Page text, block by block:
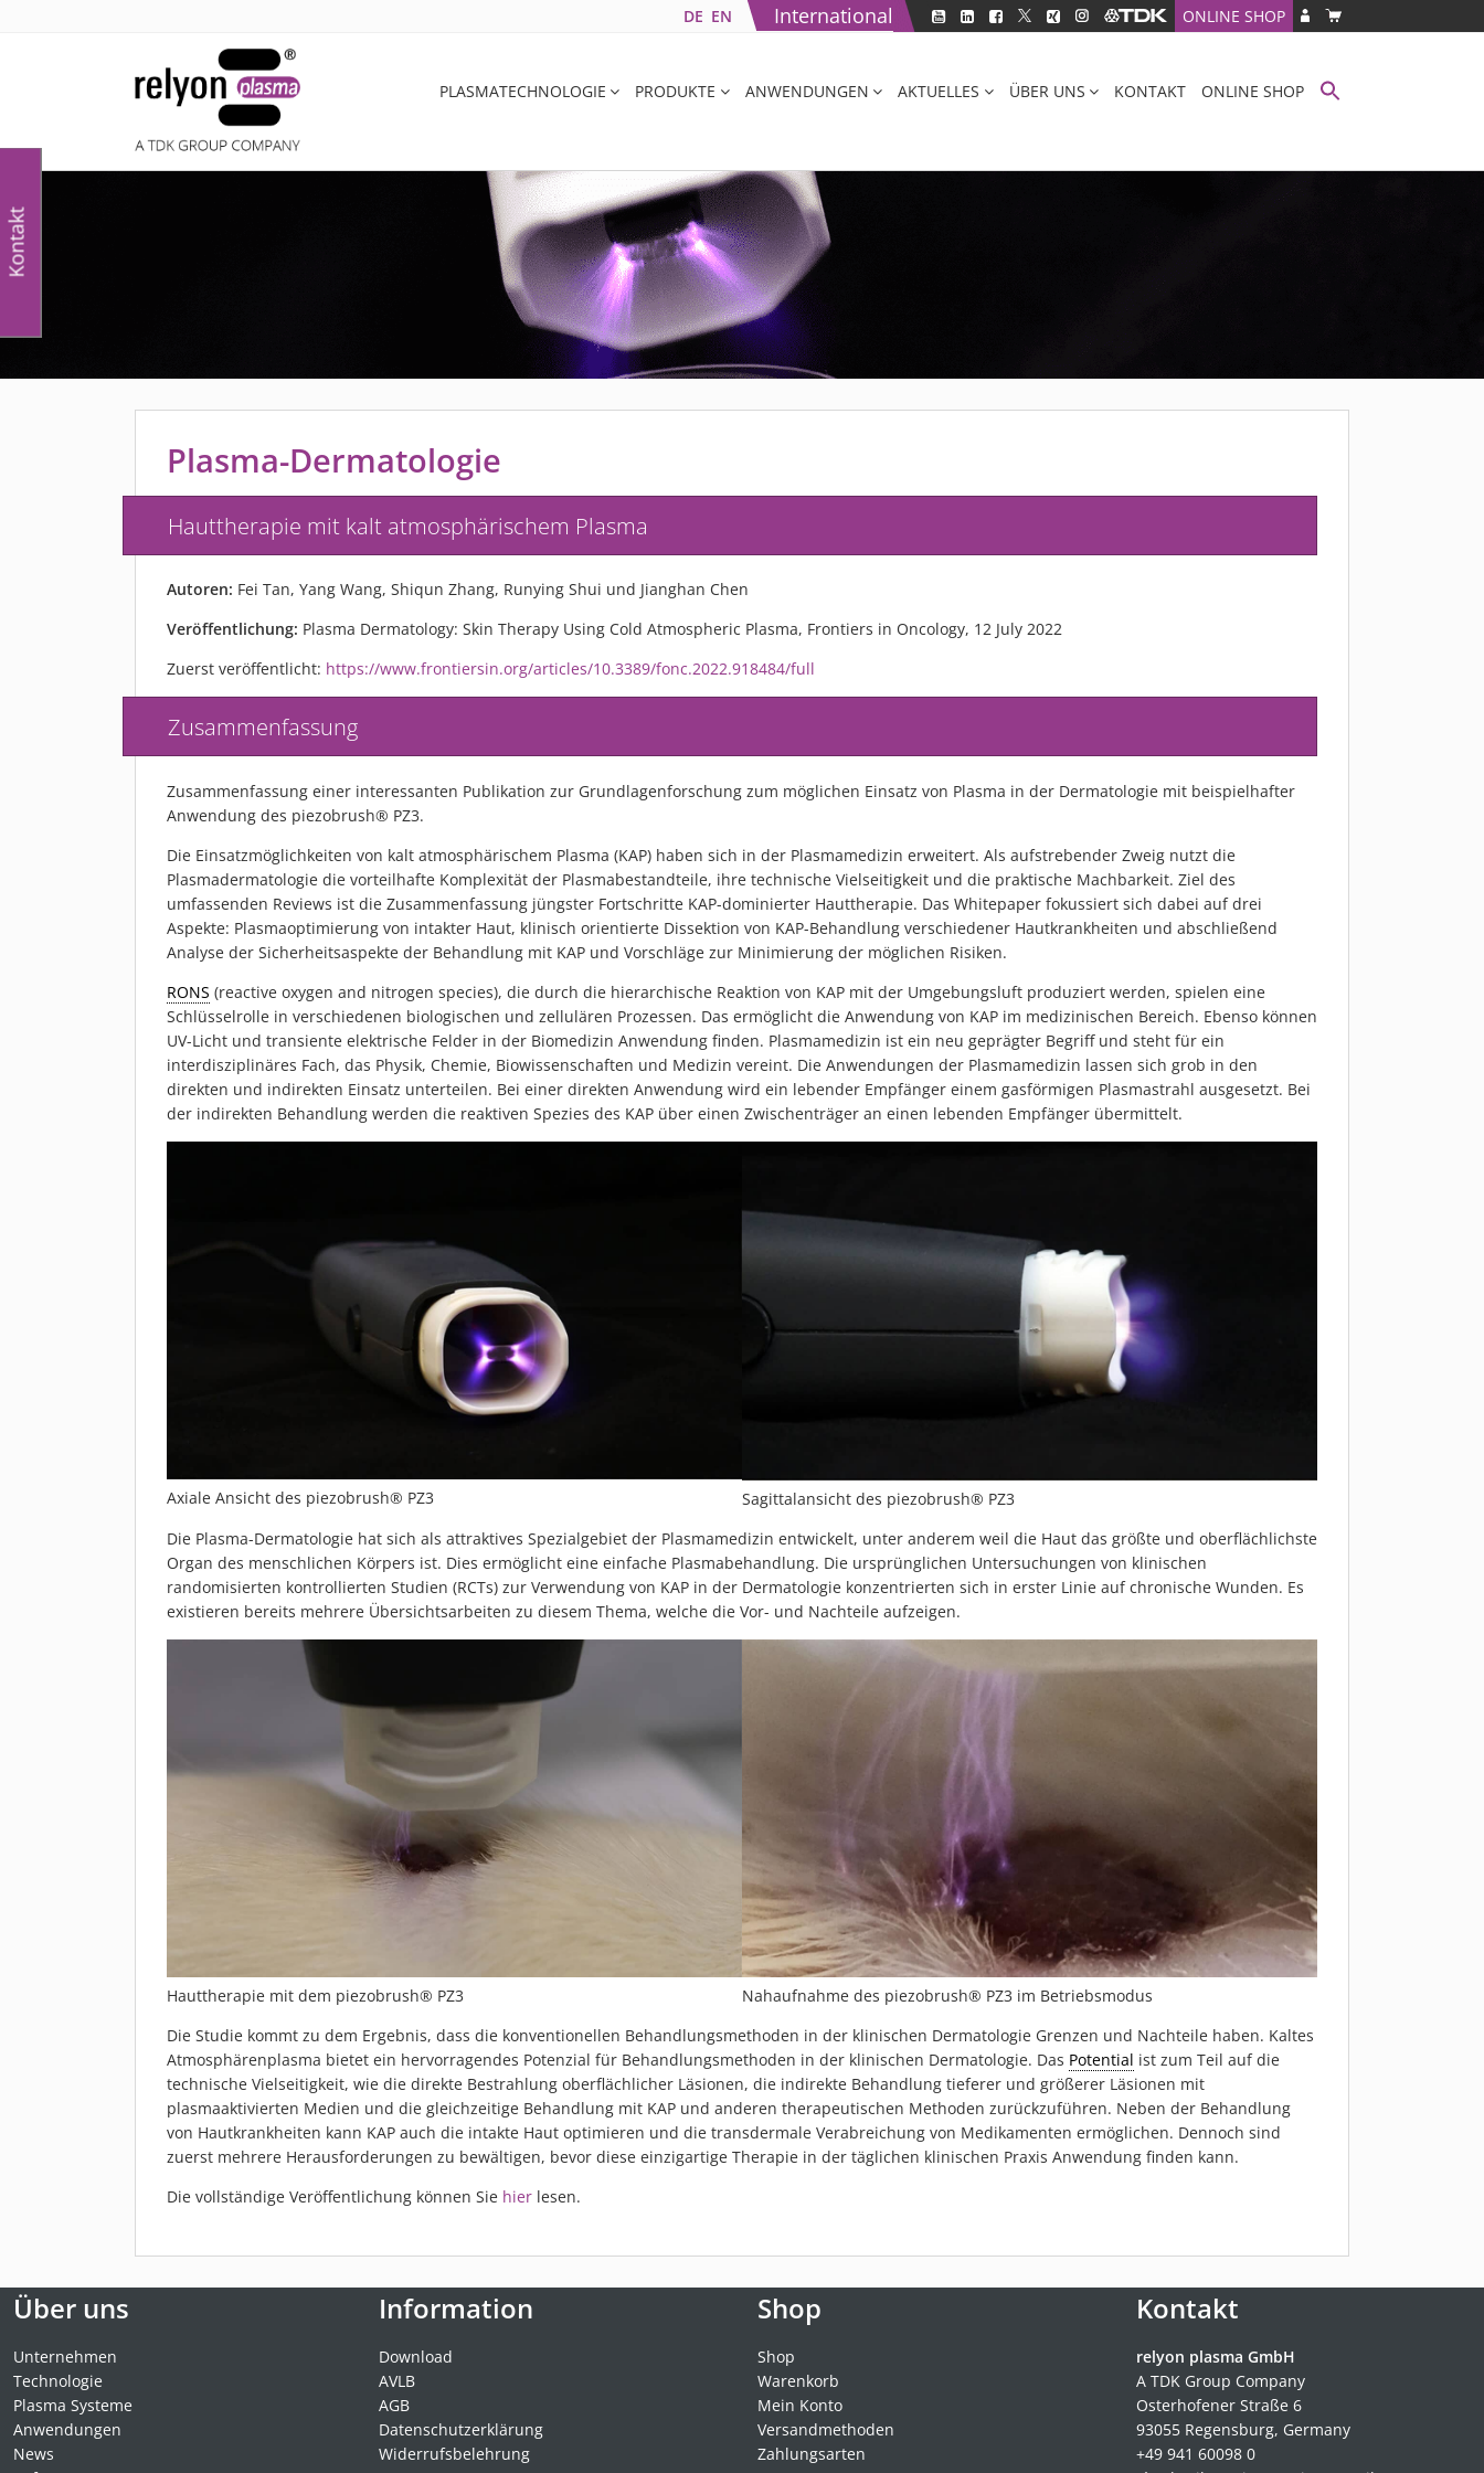
DE EN International ONLINE SHOP
PLASMATECHNOLOGIE PRODUKTE ANWENDUNGEN AKTUELLES ÜBER UNS KONTAKT ONLINE SHOP
Plasma-Dermatologie
Hauttherapie mit kalt atmosphärischem Plasma
Autoren: Fei Tan, Yang Wang, Shiqun Zhang, Runying Shui und Jianghan Chen
Veröffentlichung: Plasma Dermatology: Skin Therapy Using Cold Atmospheric Plasma, Frontiers in Oncology, 12 July 2022
Zuerst veröffentlicht: https://www.frontiersin.org/articles/10.3389/fonc.2022.918484/full
Zusammenfassung
Zusammenfassung einer interessanten Publikation zur Grundlagenforschung zum möglichen Einsatz von Plasma in der Dermatologie mit beispielhafter
Anwendung des piezobrush® PZ3.
Die Einsatzmöglichkeiten von kalt atmosphärischem Plasma (KAP) haben sich in der Plasmamedizin erweitert. Als aufstrebender Zweig nutzt die
Plasmadermatologie die vorteilhafte Komplexität der Plasmabestandteile, ihre technische Vielseitigkeit und die praktische Machbarkeit. Ziel des
umfassenden Reviews ist die Zusammenfassung jüngster Fortschritte KAP-dominierter Hauttherapie. Das Whitepaper fokussiert sich dabei auf drei
Aspekte: Plasmaoptimierung von intakter Haut, klinisch orientierte Dissektion von KAP-Behandlung verschiedener Hautkrankheiten und abschließend
Analyse der Sicherheitsaspekte der Behandlung mit KAP und Vorschläge zur Minimierung der möglichen Risiken.
RONS (reactive oxygen and nitrogen species), die durch die hierarchische Reaktion von KAP mit der Umgebungsluft produziert werden, spielen eine
Schlüsselrolle in verschiedenen biologischen und zellulären Prozessen. Das ermöglicht die Anwendung von KAP im medizinischen Bereich. Ebenso können
UV-Licht und transiente elektrische Felder in der Biomedizin Anwendung finden. Plasmamedizin ist ein neu geprägter Begriff und steht für ein
interdisziplinäres Fach, das Physik, Chemie, Biowissenschaften und Medizin vereint. Die Anwendungen der Plasmamedizin lassen sich grob in den
direkten und indirekten Einsatz unterteilen. Bei einer direkten Anwendung wird ein lebender Empfänger einem gasförmigen Plasmastrahl ausgesetzt. Bei
der indirekten Behandlung werden die reaktiven Spezies des KAP über einen Zwischenträger an einen lebenden Empfänger übermittelt.
Axiale Ansicht des piezobrush® PZ3
Sagittalansicht des piezobrush® PZ3
Die Plasma-Dermatologie hat sich als attraktives Spezialgebiet der Plasmamedizin entwickelt, unter anderem weil die Haut das größte und oberflächlichste
Organ des menschlichen Körpers ist. Dies ermöglicht eine einfache Plasmabehandlung. Die ursprünglichen Untersuchungen von klinischen
randomisierten kontrollierten Studien (RCTs) zur Verwendung von KAP in der Dermatologie konzentrierten sich in erster Linie auf chronische Wunden. Es
existieren bereits mehrere Übersichtsarbeiten zu diesem Thema, welche die Vor- und Nachteile aufzeigen.
Hauttherapie mit dem piezobrush® PZ3
Nahaufnahme des piezobrush® PZ3 im Betriebsmodus
Die Studie kommt zu dem Ergebnis, dass die konventionellen Behandlungsmethoden in der klinischen Dermatologie Grenzen und Nachteile haben. Kaltes
Atmosphärenplasma bietet ein hervorragendes Potenzial für Behandlungsmethoden in der klinischen Dermatologie. Das Potential ist zum Teil auf die
technische Vielseitigkeit, wie die direkte Bestrahlung oberflächlicher Läsionen, die indirekte Behandlung tieferer und größerer Läsionen mit
plasmaaktivierten Medien und die gleichzeitige Behandlung mit KAP und anderen therapeutischen Methoden zurückzuführen. Neben der Behandlung
von Hautkrankheiten kann KAP auch die intakte Haut optimieren und die transdermale Verabreichung von Medikamenten ermöglichen. Dennoch sind
zuerst mehrere Herausforderungen zu bewältigen, bevor diese einzigartige Therapie in der täglichen klinischen Praxis Anwendung finden kann.
Die vollständige Veröffentlichung können Sie hier lesen.
Über uns
Unternehmen
Technologie
Plasma Systeme
Anwendungen
News
Information
Download
AVLB
AGB
Datenschutzerklärung
Widerrufsbelehrung
Shop
Shop
Warenkorb
Mein Konto
Versandmethoden
Zahlungsarten
Kontakt
relyon plasma GmbH
A TDK Group Company
Osterhofener Straße 6
93055 Regensburg, Germany
+49 941 60098 0
Kontakt